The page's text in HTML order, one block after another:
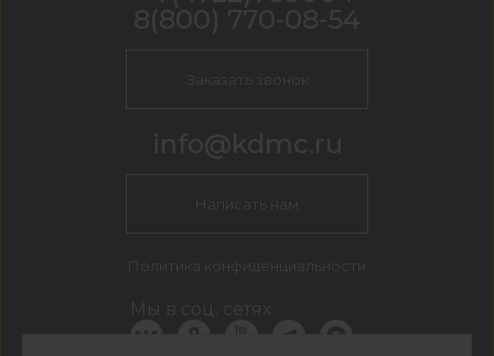
8(800) 770-08-54
Заказать звонок
info@kdmc.ru
Написать нам
Политика конфиденциальности
Мы в соц. сетях